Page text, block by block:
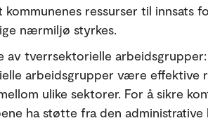
kommunenes ressurser til innsats
nærmiljø styrkes.
av tverrsektorielle arbeidsgrupper:
arbeidsgrupper være effektive
ulike sektorer. For å sikre
ha støtte fra den administrative